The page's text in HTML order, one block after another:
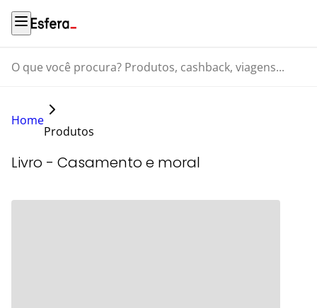
O que você procura? Produtos, cashback, viagens...
Home
Produtos
Livro - Casamento e moral